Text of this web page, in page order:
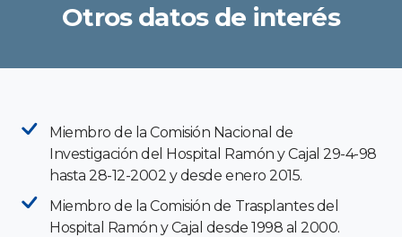
Otros datos de interés
Miembro de la Comisión Nacional de
Investigación del Hospital Ramón y Cajal 29-4-98
hasta 28-12-2002 y desde enero 2015.
Miembro de la Comisión de Trasplantes del
Hospital Ramón y Cajal desde 1998 al 2000.